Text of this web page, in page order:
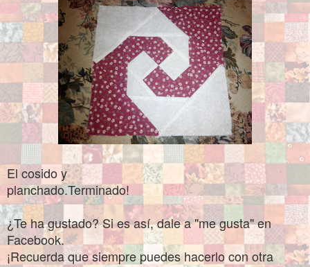
El cosido y
planchado.Terminado!
¿Te ha gustado? Si es así, dale a "me gusta" en
Facebook.
¡Recuerda que siempre puedes hacerlo con otra